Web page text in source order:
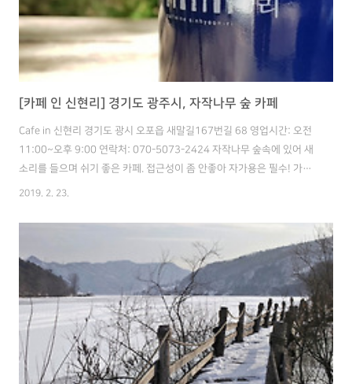
[카페 인 신현리] 경기도 광주시, 자작나무 숲 카페
Cafe in 신현리 경기도 광시 오포읍 새말길167번길 68 영업시간: 오전
11:00~오후 9:00 연락처: 070-5073-2424 자작나무 숲속에 있어 새
소리를 들으며 쉬기 좋은 카페. 접근성이 좀 안좋아 자가용은 필수! 가격
은 아메리카노 4.5천원부터 과일주스는 6천원 수준. 식사는 8천원 부터
격 - 내부는 상당히 깔끔하고 평화로운 느낌! 빵도 깔끔하고 자연적인 맛!
원하는 빵을 담아 카운터에 주면 따뜻하게 준비해준다. 자리는 역시 외부
가 멋지다. 자작나무 숲에서 건강해지는 기분으로 휴식을 취할 수 있다.
아메리카노는 원두도 선택 가능 - 4.5천원 시설과 환경을 생각해보면 그
리 비싼 가격은 아닌 듯 식사 역..
2019. 2. 23.